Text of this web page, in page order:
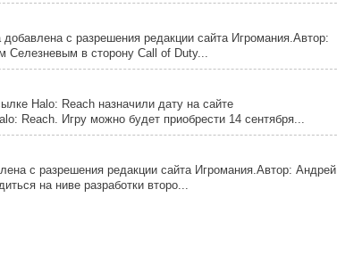
с разрешения редакции сайта Игромания.Автор:
Селезневым в сторону Call of Duty...
Halo: Reach назначили дату на сайте
Reach. Игру можно будет приобрести 14 сентября...
с разрешения редакции сайта Игромания.Автор: Андрей
на ниве разработки второ...